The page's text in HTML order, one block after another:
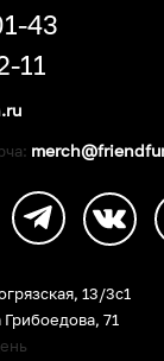
13/3c1
Грибоедова, 71
43
11